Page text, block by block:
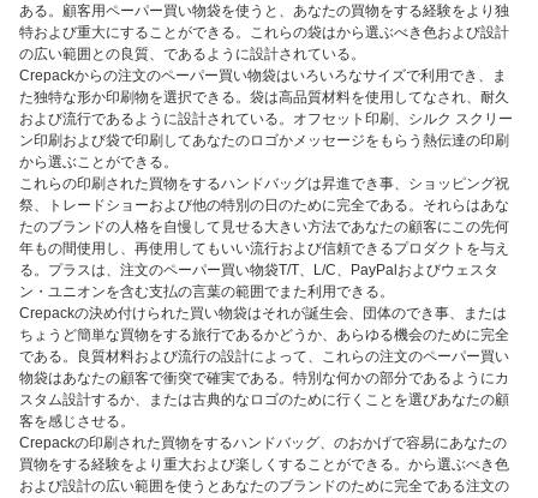
ある。顧客用ペーパー買い物袋を使うと、あなたの買物をする経験をより独
特および重大にすることができる。これらの袋はから選ぶべき色および設計
の広い範囲との良質、であるように設計されている。
Crepackからの注文のペーパー買い物袋はいろいろなサイズで利用でき、ま
た独特な形か印刷物を選択できる。袋は高品質材料を使用してなされ、耐久
および流行であるように設計されている。オフセット印刷、シルク スクリー
ン印刷および袋で印刷してあなたのロゴかメッセージをもらう熱伝達の印刷
から選ぶことができる。
これらの印刷された買物をするハンドバッグは昇進でき事、ショッピング祝
祭、トレードショーおよび他の特別の日のために完全である。それらはあな
たのブランドの人格を自慢して見せる大きい方法であなたの顧客にこの先何
年もの間使用し、再使用してもいい流行および信頼できるプロダクトを与え
る。プラスは、注文のペーパー買い物袋T/T、L/C、PayPalおよびウェスタ
ン・ユニオンを含む支払の言葉の範囲でまた利用できる。
Crepackの決め付けられた買い物袋はそれが誕生会、団体のでき事、または
ちょうど簡単な買物をする旅行であるかどうか、あらゆる機会のために完全
である。良質材料および流行の設計によって、これらの注文のペーパー買い
物袋はあなたの顧客で衝突で確実である。特別な何かの部分であるようにカ
スタム設計するか、または古典的なロゴのために行くことを選びあなたの顧
客を感じさせる。
Crepackの印刷された買物をするハンドバッグ、のおかげで容易にあなたの
買物をする経験をより重大および楽しくすることができる。から選ぶべき色
および設計の広い範囲を使うとあなたのブランドのために完全である注文の